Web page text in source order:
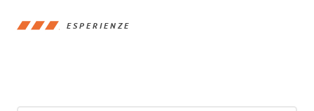
ESPERIENZE